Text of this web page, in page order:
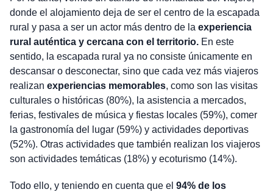
donde el alojamiento deja de ser el centro de la escapada
rural y pasa a ser un actor más dentro de la experiencia
rural auténtica y cercana con el territorio. En este
sentido, la escapada rural ya no consiste únicamente en
descansar o desconectar, sino que cada vez más viajeros
realizan experiencias memorables, como son las visitas
culturales o históricas (80%), la asistencia a mercados,
ferias, festivales de música y fiestas locales (59%), comer
la gastronomía del lugar (59%) y actividades deportivas
(52%). Otras actividades que también realizan los viajeros
son actividades temáticas (18%) y ecoturismo (14%).
Todo ello, y teniendo en cuenta que el 94% de los